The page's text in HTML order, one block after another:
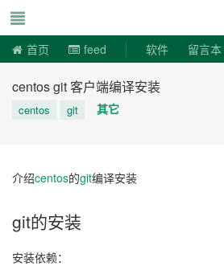
首页 feed 软件 留言本
centos git 客户端编译安装
centos git 其它
介绍centos的git编译安装
git的安装
安装依赖：